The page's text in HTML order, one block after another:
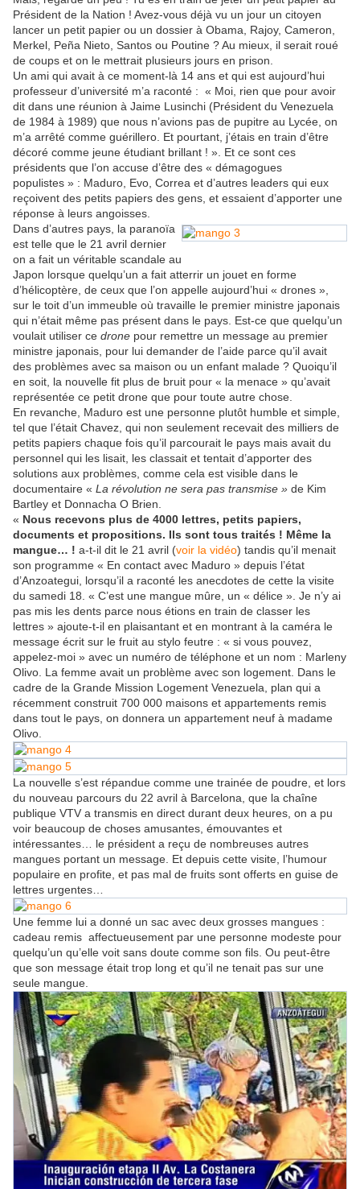
Président de la Nation ! Avez-vous déjà vu un jour un citoyen
lancer un petit papier ou un dossier à Obama, Rajoy, Cameron,
Merkel, Peña Nieto, Santos ou Poutine ? Au mieux, il serait roué
de coups et on le mettrait plusieurs jours en prison.
Un ami qui avait à ce moment-là 14 ans et qui est aujourd’hui
professeur d’université m’a raconté : « Moi, rien que pour avoir
dit dans une réunion à Jaime Lusinchi (Président du Venezuela
de 1984 à 1989) que nous n’avions pas de pupitre au Lycée, on
m’a arrêté comme guérillero. Et pourtant, j’étais en train d’être
décoré comme jeune étudiant brillant ! ». Et ce sont ces
présidents que l’on accuse d’être des « démagogues
populistes » : Maduro, Evo, Correa et d’autres leaders qui eux
reçoivent des petits papiers des gens, et essaient d’apporter une
réponse à leurs angoisses.
Dans d’autres pays, la paranoïa
est telle que le 21 avril dernier
on a fait un véritable scandale au
Japon lorsque quelqu’un a fait atterrir un jouet en forme
d’hélicoptère, de ceux que l’on appelle aujourd’hui « drones »,
sur le toit d’un immeuble où travaille le premier ministre japonais
qui n’était même pas présent dans le pays. Est-ce que quelqu’un
voulait utiliser ce drone pour remettre un message au premier
ministre japonais, pour lui demander de l’aide parce qu’il avait
des problèmes avec sa maison ou un enfant malade ? Quoiqu’il
en soit, la nouvelle fit plus de bruit pour « la menace » qu’avait
représentée ce petit drone que pour toute autre chose.
En revanche, Maduro est une personne plutôt humble et simple,
tel que l’était Chavez, qui non seulement recevait des milliers de
petits papiers chaque fois qu’il parcourait le pays mais avait du
personnel qui les lisait, les classait et tentait d’apporter des
solutions aux problèmes, comme cela est visible dans le
documentaire « La révolution ne sera pas transmise » de Kim
Bartley et Donnacha O Brien.
« Nous recevons plus de 4000 lettres, petits papiers,
documents et propositions. Ils sont tous traités ! Même la
mangue… ! a-t-il dit le 21 avril (voir la vidéo) tandis qu’il menait
son programme « En contact avec Maduro » depuis l’état
d’Anzoategui, lorsqu’il a raconté les anecdotes de cette la visite
du samedi 18. « C’est une mangue mûre, un « délice ». Je n’y ai
pas mis les dents parce nous étions en train de classer les
lettres » ajoute-t-il en plaisantant et en montrant à la caméra le
message écrit sur le fruit au stylo feutre : « si vous pouvez,
appelez-moi » avec un numéro de téléphone et un nom : Marleny
Olivo. La femme avait un problème avec son logement. Dans le
cadre de la Grande Mission Logement Venezuela, plan qui a
récemment construit 700 000 maisons et appartements remis
dans tout le pays, on donnera un appartement neuf à madame
Olivo.
La nouvelle s’est répandue comme une trainée de poudre, et lors
du nouveau parcours du 22 avril à Barcelona, que la chaîne
publique VTV a transmis en direct durant deux heures, on a pu
voir beaucoup de choses amusantes, émouvantes et
intéressantes… le président a reçu de nombreuses autres
mangues portant un message. Et depuis cette visite, l’humour
populaire en profite, et pas mal de fruits sont offerts en guise de
lettres urgentes…
Une femme lui a donné un sac avec deux grosses mangues :
cadeau remis affectueusement par une personne modeste pour
quelqu’un qu’elle voit sans doute comme son fils. Ou peut-être
que son message était trop long et qu’il ne tenait pas sur une
seule mangue.